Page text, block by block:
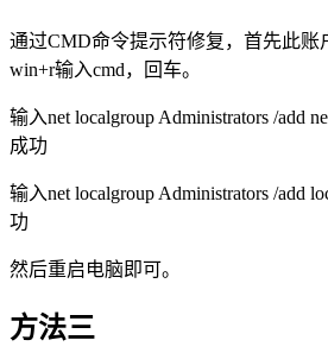
通过CMD命令提示符修复，首先此账
win+r输入cmd，回车。
输入net localgroup Administrators /add
成功
输入net localgroup Administrators /add
功
然后重启电脑即可。
方法三